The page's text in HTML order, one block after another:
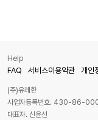
(주)유쾌한
사업자등록번호. 430-86-
대표자. 신윤선
Help
FAQ 서비스이용약관 개인